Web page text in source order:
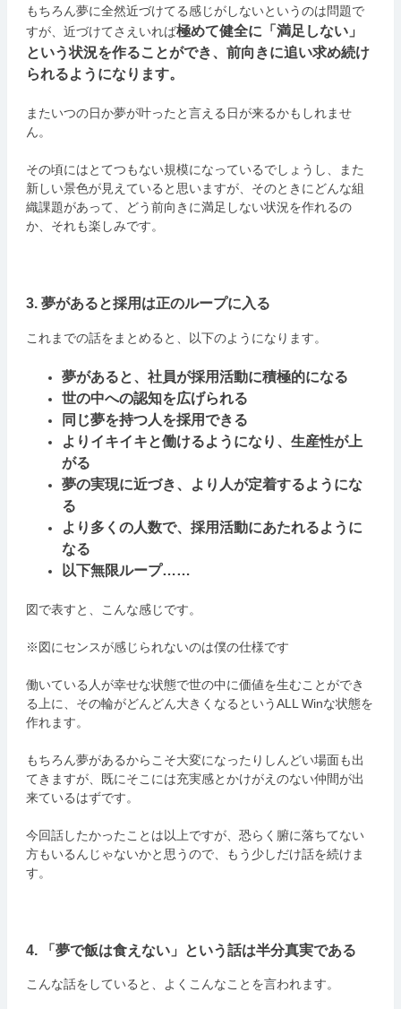
もちろん夢に全然近づけてる感じがしないというのは問題で
すが、近づけてさえいれば極めて健全に「満足しない」
という状況を作ることができ、前向きに追い求め続け
られるようになります。
またいつの日か夢が叶ったと言える日が来るかもしれませ
ん。
その頃にはとてつもない規模になっているでしょうし、また
新しい景色が見えていると思いますが、そのときにどんな組
織課題があって、どう前向きに満足しない状況を作れるの
か、それも楽しみです。
3. 夢があると採用は正のループに入る
これまでの話をまとめると、以下のようになります。
夢があると、社員が採用活動に積極的になる
世の中への認知を広げられる
同じ夢を持つ人を採用できる
よりイキイキと働けるようになり、生産性が上
がる
夢の実現に近づき、より人が定着するようにな
る
より多くの人数で、採用活動にあたれるように
なる
以下無限ループ……
図で表すと、こんな感じです。
※図にセンスが感じられないのは僕の仕様です
働いている人が幸せな状態で世の中に価値を生むことができ
る上に、その輪がどんどん大きくなるというALL Winな状態を
作れます。
もちろん夢があるからこそ大変になったりしんどい場面も出
てきますが、既にそこには充実感とかけがえのない仲間が出
来ているはずです。
今回話したかったことは以上ですが、恐らく腑に落ちてない
方もいるんじゃないかと思うので、もう少しだけ話を続けま
す。
4. 「夢で飯は食えない」という話は半分真実である
こんな話をしていると、よくこんなことを言われます。